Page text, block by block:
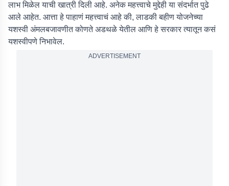
लाभ मिळेल याची खात्री दिली आहे. अनेक महत्त्वाचे मुद्देही या संदर्भात पुढे
आले आहेत. आत्ता हे पाहाणं महत्त्वाचं आहे की, लाडकी बहीण योजनेच्या
यशस्वी अंमलबजावणीत कोणते अडथळे येतील आणि हे सरकार त्यातून कसं
यशस्वीपणे निभावेल.
ADVERTISEMENT